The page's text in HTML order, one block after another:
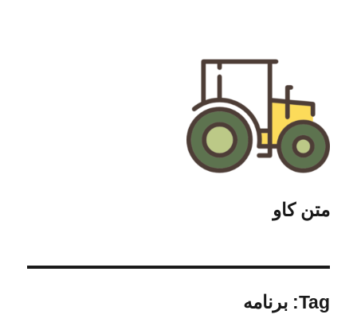
متن کاو
Tag: برنامه